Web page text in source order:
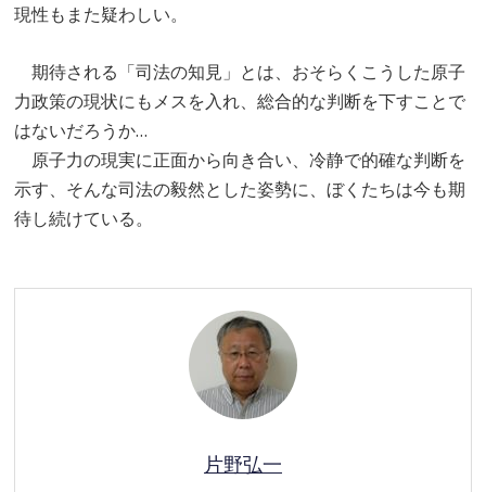
現性もまた疑わしい。
期待される「司法の知見」とは、おそらくこうした原子
力政策の現状にもメスを入れ、総合的な判断を下すことで
はないだろうか…
原子力の現実に正面から向き合い、冷静で的確な判断を
示す、そんな司法の毅然とした姿勢に、ぼくたちは今も期
待し続けている。
片野弘一